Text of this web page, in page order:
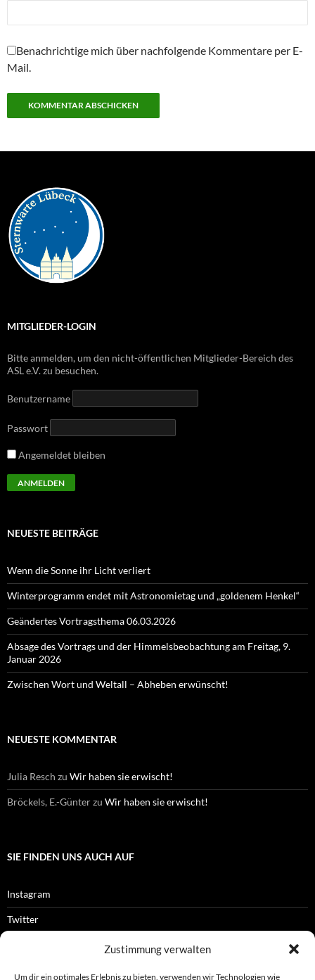
Zustimmung verwalten
Um dir ein optimales Erlebnis zu bieten, verwenden wir Technologien wie
Benachrichtige mich über nachfolgende Kommentare per E-
Mail.
MITGLIEDER-LOGIN
Bitte anmelden, um den nicht-öffentlichen Mitglieder-Bereich des
ASL e.V. zu besuchen.
Benutzername
Passwort
Angemeldet bleiben
NEUESTE BEITRÄGE
Wenn die Sonne ihr Licht verliert
Winterprogramm endet mit Astronomietag und „goldenem Henkel“
Geändertes Vortragsthema 06.03.2026
Absage des Vortrags und der Himmelsbeobachtung am Freitag, 9.
Januar 2026
Zwischen Wort und Weltall – Abheben erwünscht!
NEUESTE KOMMENTAR
Julia Resch zu Wir haben sie erwischt!
Bröckels, E.-Günterzu Wir haben sie erwischt!
SIE FINDEN UNS AUCH AUF
Instagram
Twitter